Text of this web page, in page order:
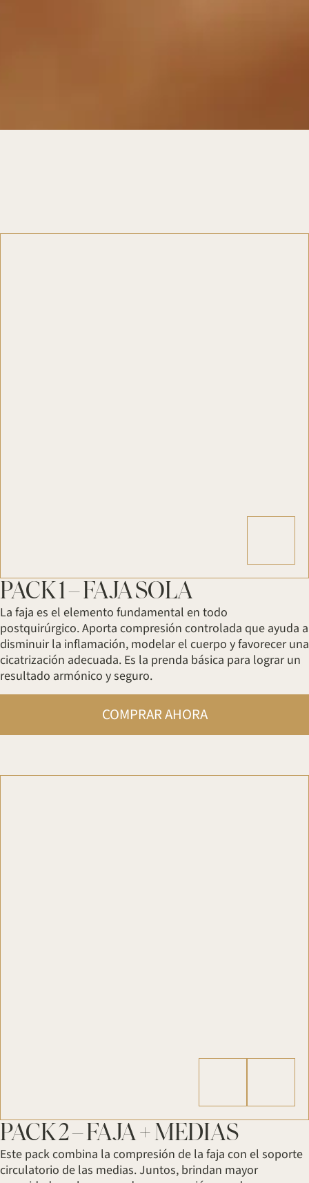
⁠PACK 1 – FAJA SOLA
⁠La faja es el elemento fundamental en todo
postquirúrgico. Aporta compresión controlada que ayuda a
disminuir la inflamación, modelar el cuerpo y favorecer una
cicatrización adecuada. Es la prenda básica para lograr un
resultado armónico y seguro.
COMPRAR AHORA
PACK 2 – FAJA + MEDIAS
Este pack combina la compresión de la faja con el soporte
circulatorio de las medias. Juntos, brindan mayor